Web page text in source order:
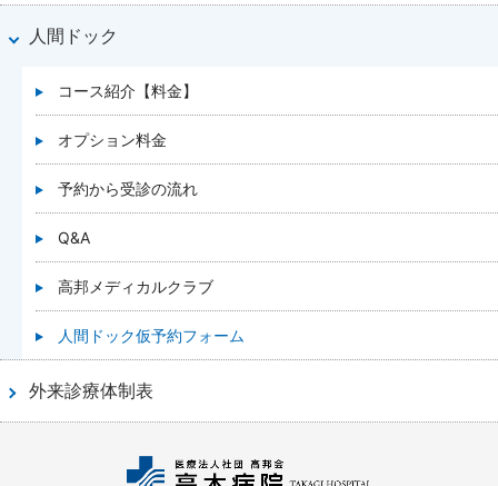
人間ドック
コース紹介【料金】
オプション料金
予約から受診の流れ
Q&A
高邦メディカルクラブ
人間ドック仮予約フォーム
外来診療体制表